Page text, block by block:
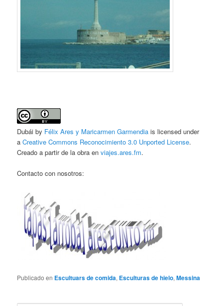
Dubái by Félix Ares y Maricarmen Garmendia is licensed under
aCreative Commons Reconocimiento 3.0 Unported License.
Creado a partir de la obra enviajes.ares.fm.
Contacto con nosotros:
Publicado en Escultuars de comida, Esculturas de hielo,Messina